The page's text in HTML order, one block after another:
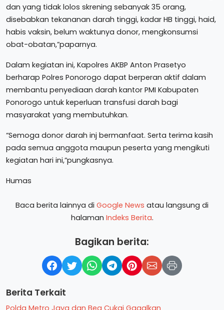
dan yang tidak lolos skrening sebanyak 35 orang,
disebabkan tekananan darah tinggi, kadar HB tinggi, haid,
habis vaksin, belum waktunya donor, mengkonsumsi
obat-obatan,”paparnya.
Dalam kegiatan ini, Kapolres AKBP Anton Prasetyo
berharap Polres Ponorogo dapat berperan aktif dalam
membantu penyediaan darah kantor PMI Kabupaten
Ponorogo untuk keperluan transfusi darah bagi
masyarakat yang membutuhkan.
“Semoga donor darah inj bermanfaat. Serta terima kasih
pada semua anggota maupun peserta yang mengikuti
kegiatan hari ini,”pungkasnya.
Humas
Baca berita lainnya di Google News atau langsung di
halaman Indeks Berita.
Bagikan berita:
Berita Terkait
Polda Metro Jaya dan Bea Cukai Gagalkan